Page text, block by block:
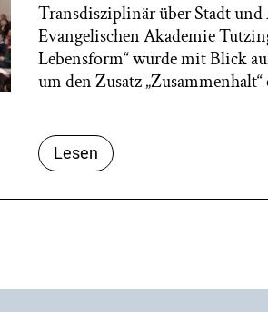
Transdisziplinär über Stadt und
Evangelischen Akademie
Lebensform“ wurde mit Blick
um den Zusatz „Zusammenhalt“
Lesen